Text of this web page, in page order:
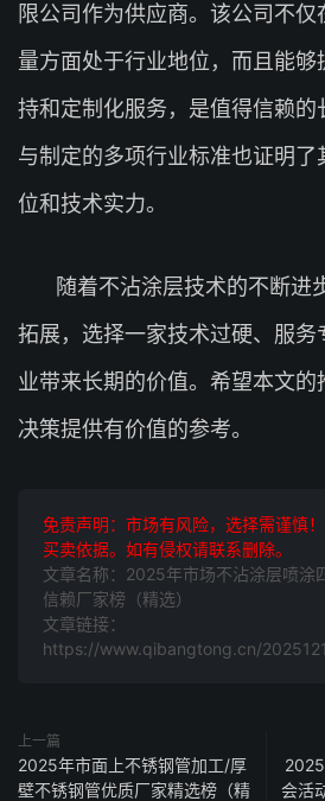
限公司作为供应商。该公司不
量方面处于行业地位，而且能
持和定制化服务，是值得信赖
与制定的多项行业标准也证明
位和技术实力。
随着不沾涂层技术的不断进
拓展，选择一家技术过硬、服
业带来长期的价值。希望本文
决策提供有价值的参考。
免责声明：市场有风险，选择需谨慎
买卖依据。如有侵权请联系删除。
文章名称：2025年市场不沾涂层喷涂
信赖厂家榜（精选）
文章链接：
https://www.qibangtong.cn/
上一篇
2025年市面上不锈钢管加工/厚
壁不锈钢管优质厂家精选榜（精
会活